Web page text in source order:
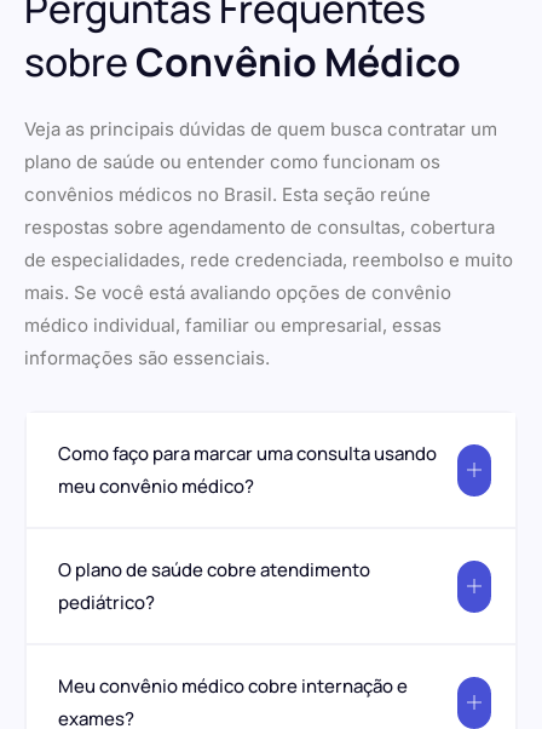
sobreConvênio Médico
Veja as principais dúvidas de quem busca contratar um
plano de saúde ou entender como funcionam os
convênios médicos no Brasil. Esta seção reúne
respostas sobre agendamento de consultas, cobertura
de especialidades, rede credenciada, reembolso e muito
mais. Se você está avaliando opções de convênio
médico individual, familiar ou empresarial, essas
informações são essenciais.
Como faço para marcar uma consulta usando
meu convênio médico?
O plano de saúde cobre atendimento
pediátrico?
Meu convênio médico cobre internação e
exames?